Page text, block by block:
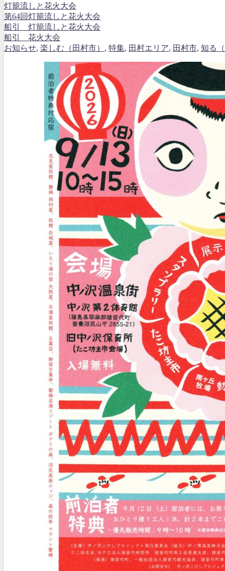
灯籠流しと花火大会
第64回灯籠流しと花火大会
船引 灯籠流しと花火大会
船引 花火大会
お知らせ, 楽しむ（田村市） , 特集, 田村エリア, 田村市, 知る